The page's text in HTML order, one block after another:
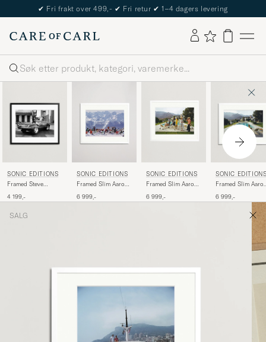
✔ Fri frakt over 499,- ✔ Fri retur ✔ 1–4 dagers levering
Søk
SONIC EDITIONS
Framed Steve
4 199,-
SONIC EDITIONS
Framed Slim Aarons
6 999,-
SONIC EDITIONS
Framed Slim Aarons
6 999,-
SONIC
Framed Slim
6 999,-
SALG